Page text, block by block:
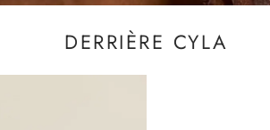
DERRIÈRE CYLA